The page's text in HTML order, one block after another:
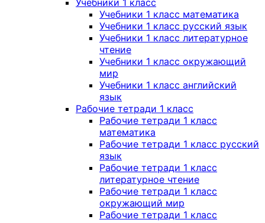
Учебники 1 класс
Учебники 1 класс математика
Учебники 1 класс русский язык
Учебники 1 класс литературное
чтение
Учебники 1 класс окружающий
мир
Учебники 1 класс английский
язык
Рабочие тетради 1 класс
Рабочие тетради 1 класс
математика
Рабочие тетради 1 класс русский
язык
Рабочие тетради 1 класс
литературное чтение
Рабочие тетради 1 класс
окружающий мир
Рабочие тетради 1 класс